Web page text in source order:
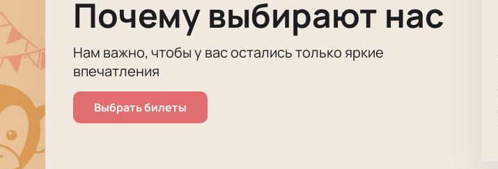
Почему выбирают нас
Нам важно, чтобы у вас остались только яркие
впечатления
Выбрать билеты